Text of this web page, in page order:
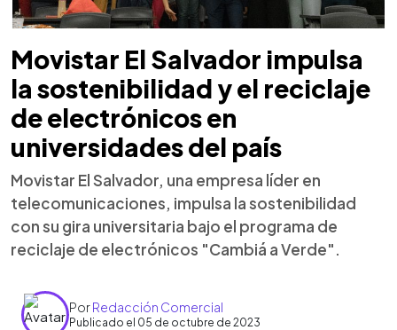
Movistar El Salvador impulsa
la sostenibilidad y el reciclaje
de electrónicos en
universidades del país
Movistar El Salvador, una empresa líder en
telecomunicaciones, impulsa la sostenibilidad
con su gira universitaria bajo el programa de
reciclaje de electrónicos "Cambiá a Verde".
PorRedacción Comercial
Publicado el 05 de octubre de 2023